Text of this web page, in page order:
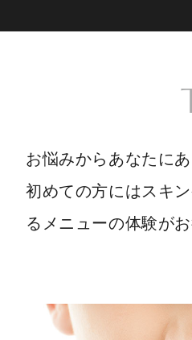
お悩みからあなたに
初めての方にはスキ
るメニューの体験が